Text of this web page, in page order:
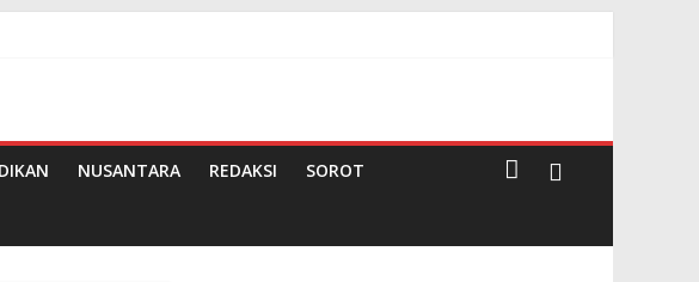
NUSANTARA REDAKSI SOROT